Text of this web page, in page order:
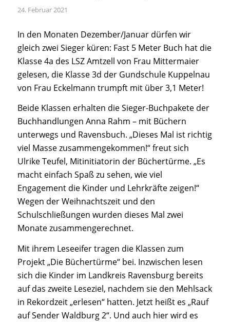
24. Februar 2021
In den Monaten Dezember/Januar dürfen wir
gleich zwei Sieger küren: Fast 5 Meter Buch hat die
Klasse 4a des LSZ Amtzell von Frau Mittermaier
gelesen, die Klasse 3d der Gundschule Kuppelnau
von Frau Eckelmann trumpft mit über 3,1 Meter!
Beide Klassen erhalten die Sieger-Buchpakete der
Buchhandlungen Anna Rahm – mit Büchern
unterwegs und Ravensbuch. „Dieses Mal ist richtig
viel Masse zusammengekommen!“ freut sich
Ulrike Teufel, Mitinitiatorin der Büchertürme. „Es
macht einfach Spaß zu sehen, wie viel
Engagement die Kinder und Lehrkräfte zeigen!“
Wegen der Weihnachtszeit und den
Schulschließungen wurden dieses Mal zwei
Monate zusammengerechnet.
Mit ihrem Leseeifer tragen die Klassen zum
Projekt „Die Büchertürme“ bei. Inzwischen lesen
sich die Kinder im Landkreis Ravensburg bereits
auf das zweite Leseziel, nachdem sie den Mehlsack
in Rekordzeit „erlesen“ hatten. Jetzt heißt es „Rauf
auf Sender Waldburg 2“. Und auch hier wird es